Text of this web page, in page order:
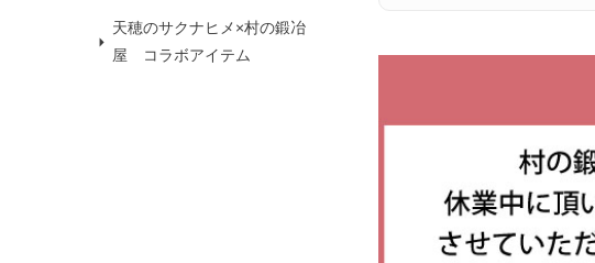
天穂のサクナヒメ×村の鍛冶
屋 コラボアイテム